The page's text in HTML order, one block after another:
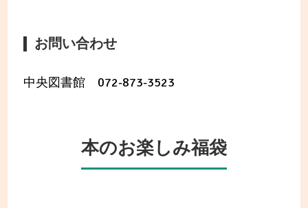
お問い合わせ
中央図書館 072-873-3523
本のお楽しみ福袋